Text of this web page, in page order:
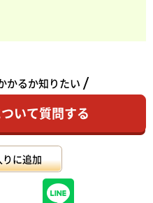
かるか知りたい
いて質問する
に追加